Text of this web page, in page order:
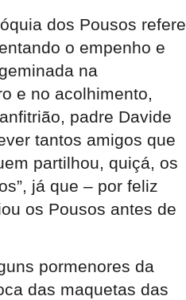
dos Pousos refere
o empenho e
na
e no acolhimento,
padre Davide
tantos amigos que
partilhou, quiçá, os
já que – por feliz
os Pousos antes de
pormenores da
das maquetas das